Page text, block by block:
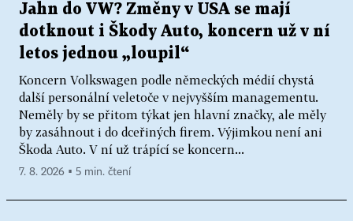
Jahn do VW? Změny v USA se mají
dotknout i Škody Auto, koncern už v ní
letos jednou „loupil“
Koncern Volkswagen podle německých médií chystá
další personální veletoče v nejvyšším managementu.
Neměly by se přitom týkat jen hlavní značky, ale měly
by zasáhnout i do dceřiných firem. Výjimkou není ani
Škoda Auto. V ní už trápící se koncern...
7. 8. 2026 ▪ 5 min. čtení